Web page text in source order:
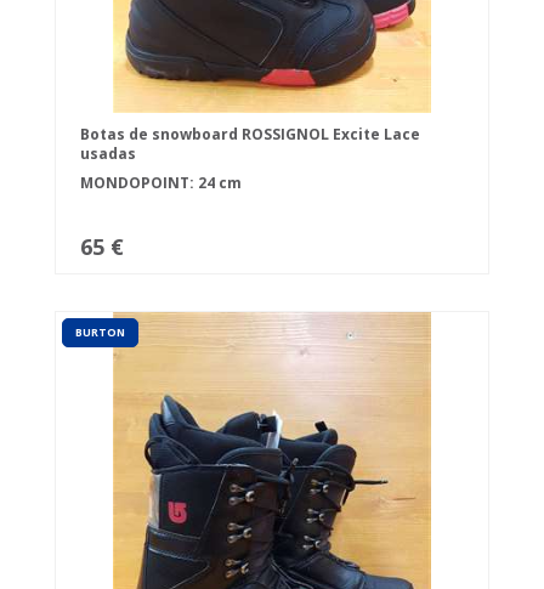
Botas de snowboard ROSSIGNOL Excite Lace
usadas
MONDOPOINT: 24 cm
65 €
BURTON